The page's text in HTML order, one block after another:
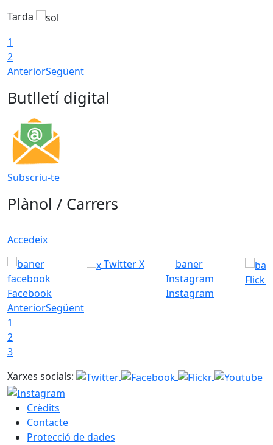
Tarda
1
2
AnteriorSegüent
Butlletí digital
Subscriu-te
Plànol / Carrers
Accedeix
Facebook
Twitter X
Instagram
Flickr
AnteriorSegüent
1
2
3
Xarxes socials:
Crèdits
Contacte
Protecció de dades